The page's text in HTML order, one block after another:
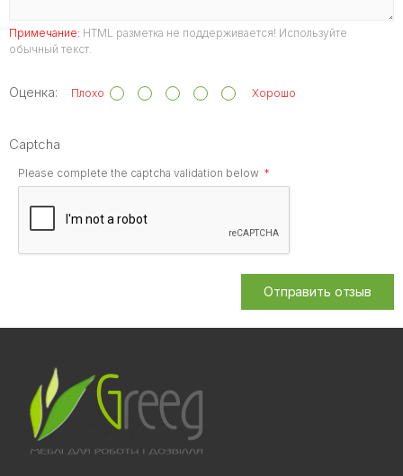
Примечание: HTML разметка не поддерживается! Используйте
обычный текст.
Оценка: Плохо Хорошо
Captcha
Please complete the captcha validation below
Отправить отзыв